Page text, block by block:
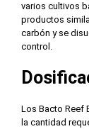
varios cultivos
productos
carbón y se
control.
Los Bacto Reef
la cantidad